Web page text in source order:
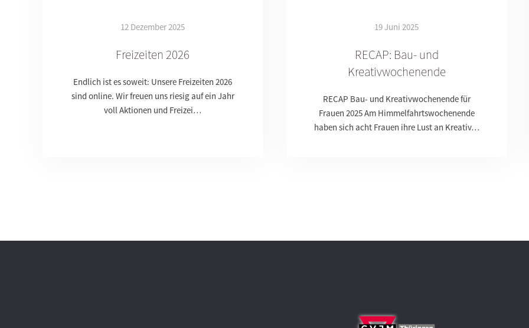
12 Dezember 2025
Freizeiten 2026
Endlich ist es soweit: Unsere Freizeiten 2026
sind online. Wir freuen uns riesig auf ein Jahr
voll Aktionen und Freizei…
19 Juni 2025
RECAP: Bau- und
Kreativwochenende
RECAP Bau- und Kreativwochenende für
Frauen 2025 Am Himmelfahrtswochenende
haben sich acht Frauen ihre Lust an Kreativ…